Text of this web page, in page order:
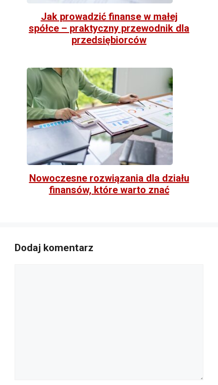
Jak prowadzić finanse w małej
spółce – praktyczny przewodnik dla
przedsiębiorców
Nowoczesne rozwiązania dla działu
finansów, które warto znać
Dodaj komentarz